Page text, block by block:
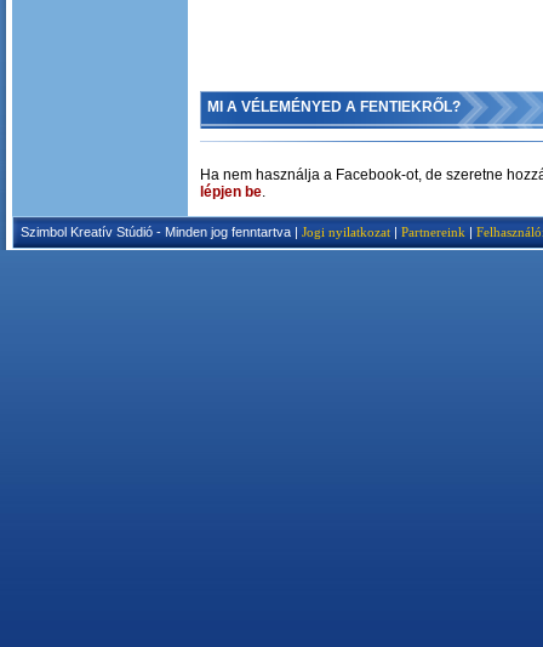
MI A VÉLEMÉNYED A FENTIEKRŐL?
Ha nem használja a Facebook-ot, de szeretne
lépjen be.
Szimbol Kreatív Stúdió - Minden jog fenntartva | Jogi nyilatkozat | Partnereink |